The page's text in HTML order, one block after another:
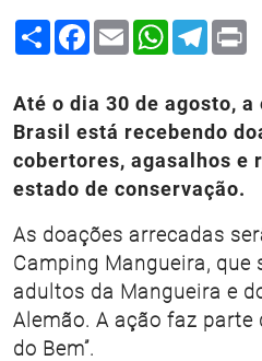
Share Facebook
Email WhatsApp
Até o dia 30 de agosto,
Brasil está recebendo
cobertores, agasalhos e
estado de conservação.
As doações arrecadas
Camping Mangueira, que
adultos da Mangueira e
Alemão. A ação faz parte
do Bem”.